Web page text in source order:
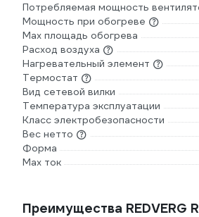
Потребляемая мощность
Мощность при обогреве
Max площадь обогрева
Расход воздуха
Нагревательный элемент
Термостат
Вид сетевой вилки
Температура эксплуатации
Класс электробезопасности
Вес нетто
Форма
Max ток
Преимущества REDVERG